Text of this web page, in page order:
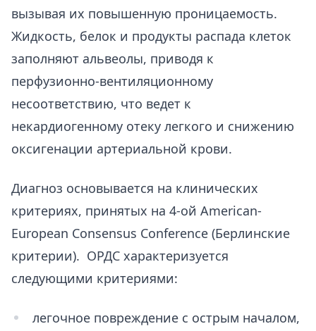
вызывая их повышенную проницаемость.
Жидкость, белок и продукты распада клеток
заполняют альвеолы, приводя к
перфузионно-вентиляционному
несоответствию, что ведет к
некардиогенному отеку легкого и снижению
оксигенации артериальной крови.
Диагноз основывается на клинических
критериях, принятых на 4-ой American-
European Consensus Conference (Берлинские
критерии). ОРДС характеризуется
следующими критериями:
легочное повреждение с острым началом,